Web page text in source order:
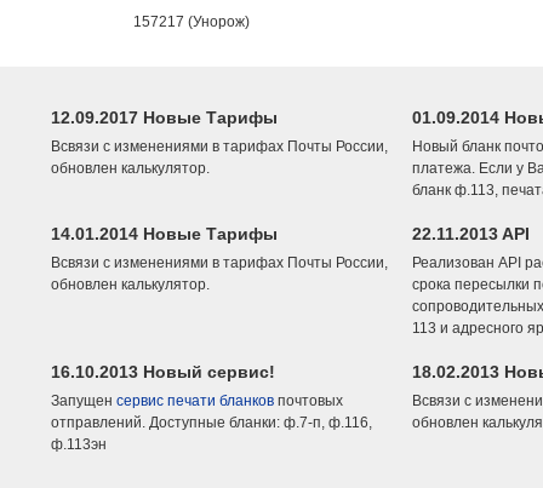
157217 (Унорож)
12.09.2017 Новые Тарифы
Всвязи с изменениями в тарифах Почты России,
обновлен калькулятор.
01.09.2014
Новый бланк
платежа. Если у
бланк ф.113,
14.01.2014 Новые Тарифы
Всвязи с изменениями в тарифах Почты России,
обновлен калькулятор.
22.11.2013 API
Реализован API
срока пересылки
113 и адресного
16.10.2013 Новый сервис!
Запущен сервис печати бланков почтовых
отправлений. Доступные бланки: ф.7-п, ф.116,
ф.113эн
18.02.2013
Всвязи с
обновлен